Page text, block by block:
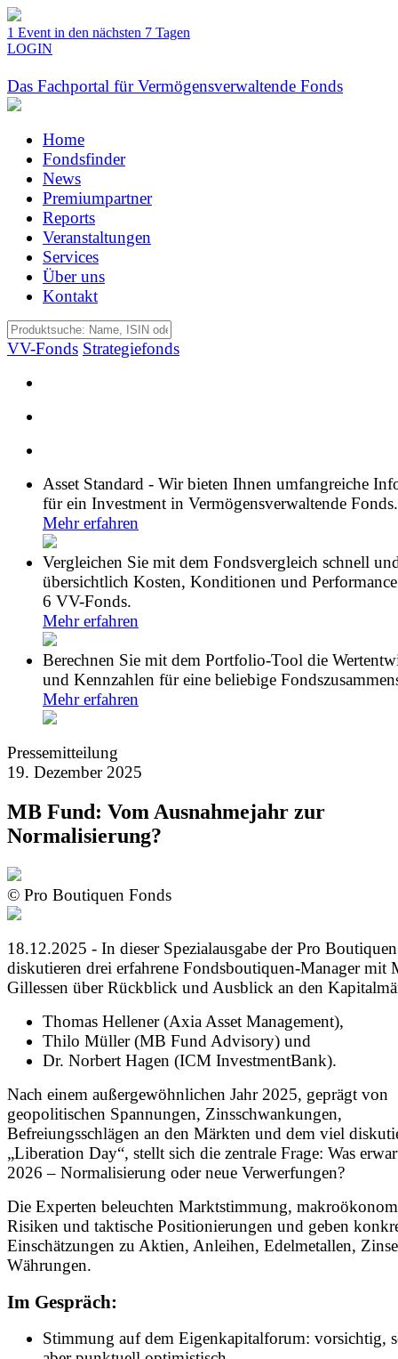
1 Event in den nächsten 7 Tagen
LOGIN
Das Fachportal für Vermögensverwaltende Fonds
Home
Fondsfinder
News
Premiumpartner
Reports
Veranstaltungen
Services
Über uns
Kontakt
VV-Fonds Strategiefonds
Asset Standard - Wir bieten Ihnen umfangreiche
für ein Investment in Vermögensverwaltende Fonds.
Mehr erfahren
Vergleichen Sie mit dem Fondsvergleich schnell
übersichtlich Kosten, Konditionen und
6 VV-Fonds.
Mehr erfahren
Berechnen Sie mit dem Portfolio-Tool die
und Kennzahlen für eine beliebige
Mehr erfahren
Pressemitteilung
19. Dezember 2025
MB Fund: Vom Ausnahmejahr zur
Normalisierung?
© Pro Boutiquen Fonds
18.12.2025 - In dieser Spezialausgabe der Pro
diskutieren drei erfahrene Fondsboutiquen-Manager mit
Gillessen über Rückblick und Ausblick an den
Thomas Hellener (Axia Asset Management),
Thilo Müller (MB Fund Advisory) und
Dr. Norbert Hagen (ICM InvestmentBank).
Nach einem außergewöhnlichen Jahr 2025, geprägt von
geopolitischen Spannungen, Zinsschwankungen,
Befreiungsschlägen an den Märkten und dem viel
„Liberation Day“, stellt sich die zentrale Frage: Was
2026 – Normalisierung oder neue Verwerfungen?
Die Experten beleuchten Marktstimmung,
Risiken und taktische Positionierungen und geben
Einschätzungen zu Aktien, Anleihen, Edelmetallen,
Währungen.
Im Gespräch:
Stimmung auf dem Eigenkapitalforum: vorsichtig,